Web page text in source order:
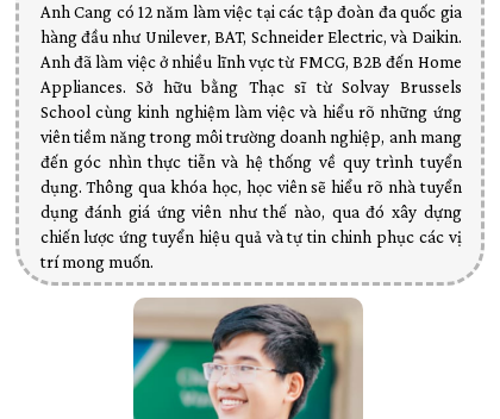
Anh Cang có 12 năm làm việc tại các tập đoàn đa quốc gia
hàng đầu như Unilever, BAT, Schneider Electric, và Daikin.
Anh đã làm việc ở nhiều lĩnh vực từ FMCG, B2B đến Home
Appliances. Sở hữu bằng Thạc sĩ từ Solvay Brussels
School cùng kinh nghiệm làm việc và hiểu rõ những ứng
viên tiềm năng trong môi trường doanh nghiệp, anh mang
đến góc nhìn thực tiễn và hệ thống về quy trình tuyển
dụng. Thông qua khóa học, học viên sẽ hiểu rõ nhà tuyển
dụng đánh giá ứng viên như thế nào, qua đó xây dựng
chiến lược ứng tuyển hiệu quả và tự tin chinh phục các vị
trí mong muốn.